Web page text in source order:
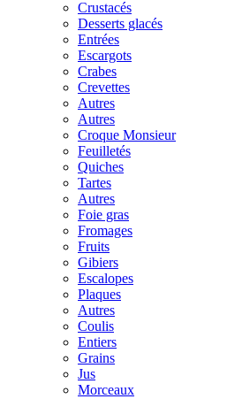
Crustacés
Desserts glacés
Entrées
Escargots
Crabes
Crevettes
Autres
Autres
Croque Monsieur
Feuilletés
Quiches
Tartes
Autres
Foie gras
Fromages
Fruits
Gibiers
Escalopes
Plaques
Autres
Coulis
Entiers
Grains
Jus
Morceaux